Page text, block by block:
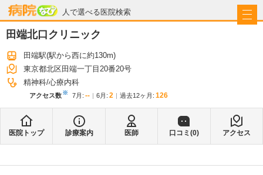
人で選べる医院検索
病院なび
田端北口クリニック
田端駅(駅から西に約130m)
東京都北区田端一丁目20番20号
精神科 心療内科
アクセス数※ 7月 : -- 6月 : 2 過去12ヶ月: 126
医院トップ 診療案内 医師 口コミ(0) アクセス